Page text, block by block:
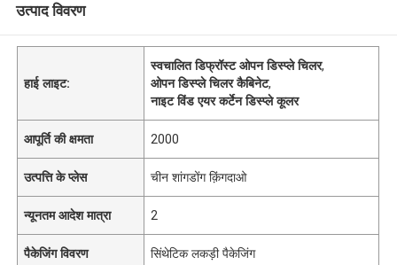
उत्पाद विवरण
हाई लाइट:
स्वचालित डिफ्रॉस्ट ओपन डिस्प्ले चिलर,
ओपन डिस्प्ले चिलर कैबिनेट,
नाइट विंड एयर कर्टेन डिस्प्ले कूलर
आपूर्ति की क्षमता 2000
उत्पत्ति के प्लेस चीन शांगडोंग क़िंगदाओ
न्यूनतम आदेश मात्रा 2
पैकेजिंग विवरण सिंथेटिक लकड़ी पैकेजिंग